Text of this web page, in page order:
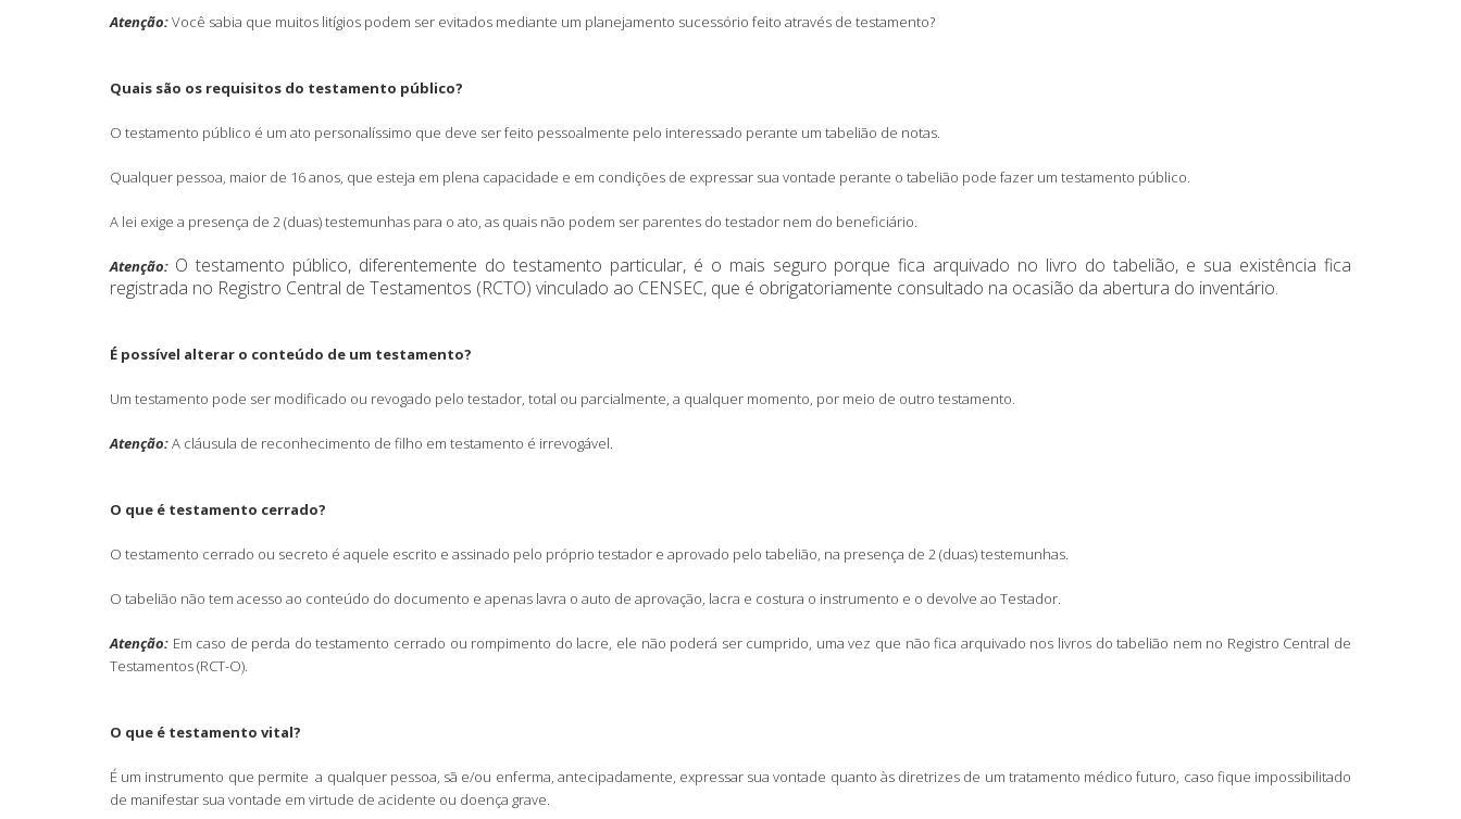
Atenção:Você sabia que muitos litígios podem ser evitados mediante um planejamento sucessório feito através de testamento?
Quais são os requisitos do testamento público?
O testamento público é um ato personalíssimo que deve ser feito pessoalmente pelo interessado perante um tabelião de notas.
Qualquer pessoa, maior de 16 anos, que esteja em plena capacidade e em condições de expressar sua vontade perante o tabelião pode fazer um testamento público.
A lei exige a presença de 2 (duas) testemunhas para o ato, as quais não podem ser parentes do testador nem do beneficiário.
Atenção: O testamento público, diferentemente do testamento particular, é o mais seguro porque fica arquivado no livro do tabelião, e sua existência fica
registrada no Registro Central de Testamentos (RCTO) vinculado ao CENSEC, que é obrigatoriamente consultado na ocasião da abertura do inventário.
É possível alterar o conteúdo de um testamento?
Um testamento pode ser modificado ou revogado pelo testador, total ou parcialmente, a qualquer momento, por meio de outro testamento.
Atenção:A cláusula de reconhecimento de filho em testamento é irrevogável.
O que é testamento cerrado?
O testamento cerrado ou secreto é aquele escrito e assinado pelo próprio testador e aprovado pelo tabelião, na presença de 2 (duas) testemunhas.
O tabelião não tem acesso ao conteúdo do documento e apenas lavra o auto de aprovação, lacra e costura o instrumento e o devolve ao Testador.
Atenção: Em caso de perda do testamento cerrado ou rompimento do lacre, ele não poderá ser cumprido, uma vez que não fica arquivado nos livros do tabelião nem no Registro Central de
Testamentos (RCT-O).
O que é testamento vital?
É um instrumento que permite a qualquer pessoa, sã e/ou enferma, antecipadamente, expressar sua vontade quanto às diretrizes de um tratamento médico futuro, caso fique impossibilitado
de manifestar sua vontade em virtude de acidente ou doença grave.